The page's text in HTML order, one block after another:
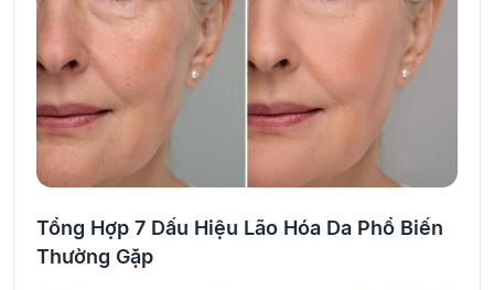
Tổng Hợp 7 Dấu Hiệu Lão Hóa Da Phổ Biến
Thường Gặp